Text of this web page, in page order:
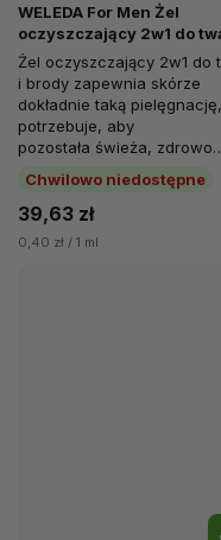
WELEDA For Men Żel
oczyszczający 2w1 do
brody, 100 ml
Chwilowo niedostępne
39,63 zł
0,40 zł / 1 ml
Żel oczyszczający 2w1 do
i brody zapewnia skórze
dokładnie taką
potrzebuje, aby
pozostała świeża, zdrowo
Odpowiedni...